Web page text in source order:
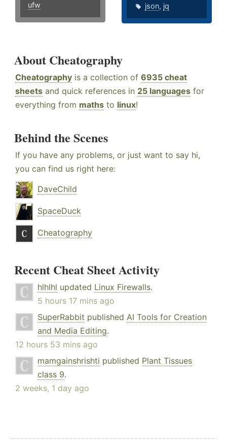
ufw
json, jq
About Cheatography
Cheatography is a collection of 6935 cheat
sheets and quick references in 25 languages for
everything from maths to linux!
Behind the Scenes
If you have any problems, or just want to say hi,
you can find us right here:
DaveChild
SpaceDuck
Cheatography
Recent Cheat Sheet Activity
hlhlhl updated Linux Firewalls.
5 hours 17 mins ago
SuperRabbit published AI Tools for Creation
and Media Editing.
12 hours 53 mins ago
mamgainshrishti published Plant Tissues
class 9.
2 weeks, 1 day ago